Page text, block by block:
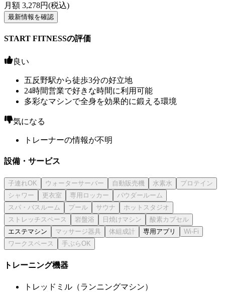
月額 3,278円(税込)
最新情報を確認
START FITNESSの評価
良い
五反野駅から徒歩3分の好立地
24時間営業で好きな時間に利用可能
多彩なマシンで全身を効果的に鍛える環境
気になる
トレーナーの情報が不明
設備・サービス
エステマシン 専用アプリ
トレーニング機器
トレッドミル（ランニングマシン）